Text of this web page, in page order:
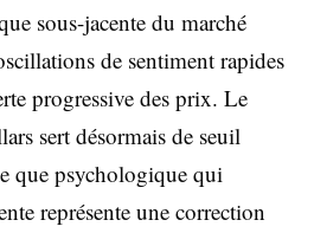
sous-jacente du marché
de sentiment rapides
progressive des prix. Le
sert désormais de seuil
que psychologique qui
représente une correction